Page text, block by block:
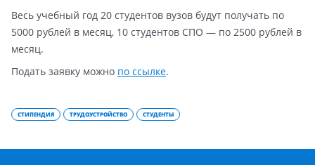
Весь учебный год 20 студентов вузов будут получать по
5000 рублей в месяц, 10 студентов СПО — по 2500 рублей в
месяц.
Подать заявку можно по ссылке.
СТИПЕНДИЯ ТРУДОУСТРОЙСТВО СТУДЕНТЫ